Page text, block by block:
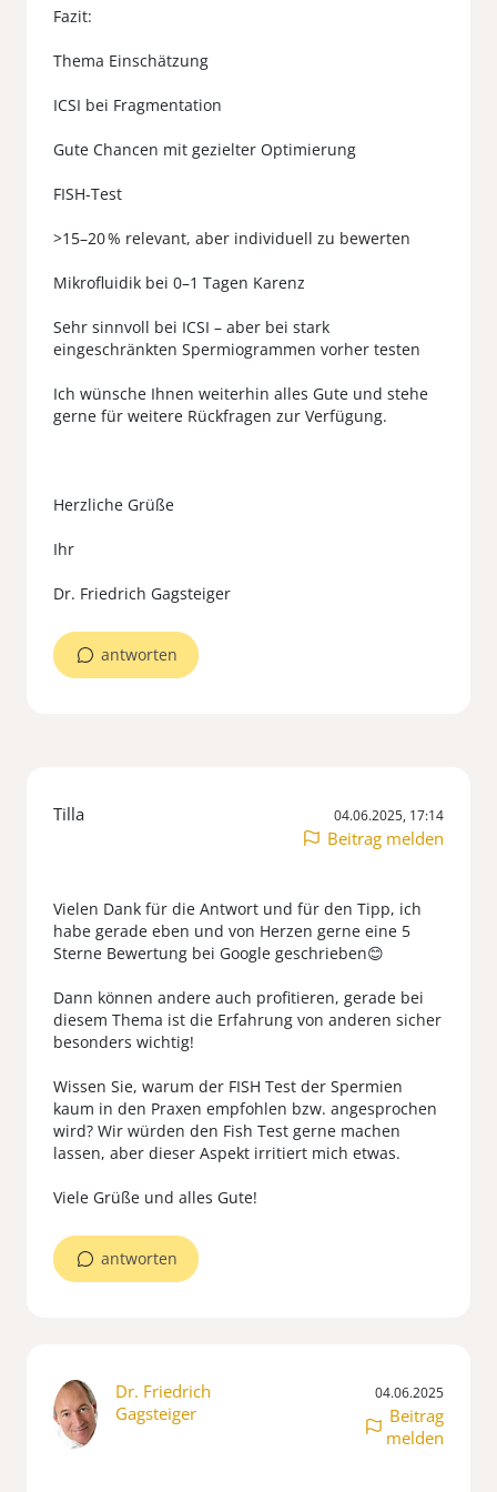
Fazit:
Thema Einschätzung
ICSI bei Fragmentation
Gute Chancen mit gezielter Optimierung
FISH-Test
>15–20 % relevant, aber individuell zu bewerten
Mikrofluidik bei 0–1 Tagen Karenz
Sehr sinnvoll bei ICSI – aber bei stark
eingeschränkten Spermiogrammen vorher testen
Ich wünsche Ihnen weiterhin alles Gute und stehe
gerne für weitere Rückfragen zur Verfügung.
Herzliche Grüße
Ihr
antworten
Tilla 04.06.2025, 17:14
Beitrag melden
Vielen Dank für die Antwort und für den Tipp, ich
habe gerade eben und von Herzen gerne eine 5
Sterne Bewertung bei Google geschrieben😊
Dann können andere auch profitieren, gerade bei
diesem Thema ist die Erfahrung von anderen sicher
besonders wichtig!
Wissen Sie, warum der FISH Test der Spermien
kaum in den Praxen empfohlen bzw. angesprochen
wird? Wir würden den Fish Test gerne machen
lassen, aber dieser Aspekt irritiert mich etwas.
antworten
Dr. Friedrich
Gagsteiger
04.06.2025
Beitrag
melden